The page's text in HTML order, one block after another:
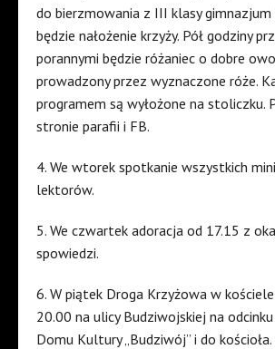
do bierzmowania z III klasy
będzie nałożenie krzyży. Pół godziny
porannymi będzie różaniec o dobre
prowadzony przez wyznaczone róże.
programem są wyłożone na stoliczku.
stronie parafii i FB.
4. We wtorek spotkanie wszystkich
lektorów.
5. We czwartek adoracja od 17.15 z
spowiedzi.
6. W piątek Droga Krzyżowa w
20.00 na ulicy Budziwojskiej na
Domu Kultury „Budziwój” i do